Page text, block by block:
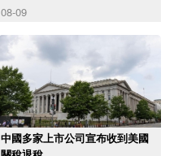
08-09
中國多家上市公司宣布收到美國